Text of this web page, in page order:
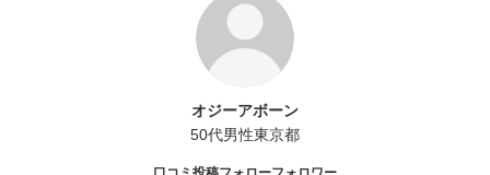
オジーアボーン
50代男性東京都